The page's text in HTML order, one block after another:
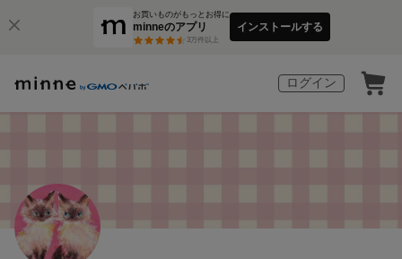
お買いものがもっとお得に
minneのアプリ
3万件以上
インストールする
ログイン